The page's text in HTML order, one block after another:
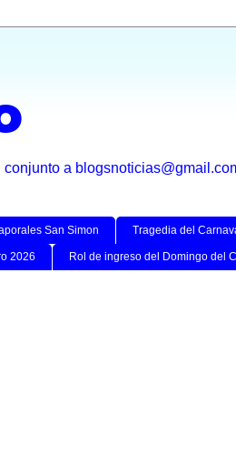
a
San Simon Tragedia del
2026 Rol de ingreso del Domingo del